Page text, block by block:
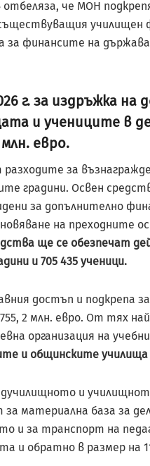
отбеляза, че МОН
училищен
за финансите на
г. за издръжка
и учениците в
евро.
разходите за
градини. Освен
за допълнително
на
ще се обезпечат
и 705 435 ученици.
достъп и подкрепа
2 млн. евро. От тях
организация на
и общинските училища
и
материална база за
и за транспорт на
и обратно в размер на